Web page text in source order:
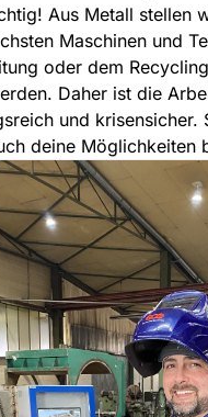
Aus Metall stellen
Maschinen und
oder dem
Daher ist die
und
deine Möglichkeiten